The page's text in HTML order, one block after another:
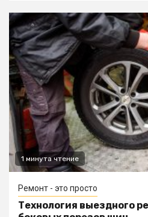
1 минута чтение
Ремонт - это просто
Технология выездного